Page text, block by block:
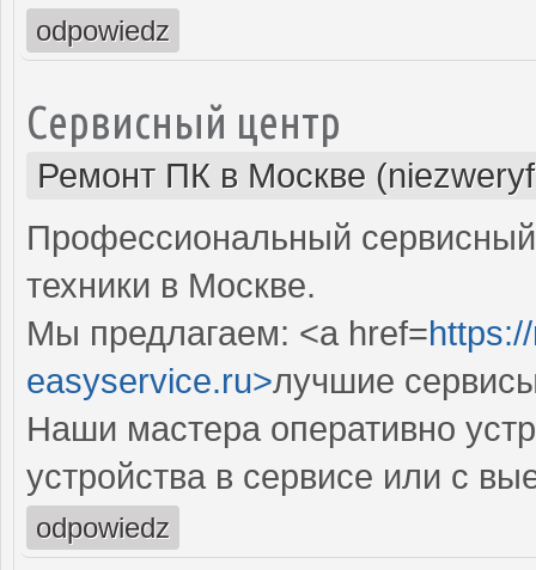
odpowiedz
Сервисный центр
Ремонт ПК в Москве
Профессиональный
техники в Москве.
Мы предлагаем: <a href=
easyservice.ru>лучшие
Наши мастера оперативно
устройства в сервисе или с
odpowiedz